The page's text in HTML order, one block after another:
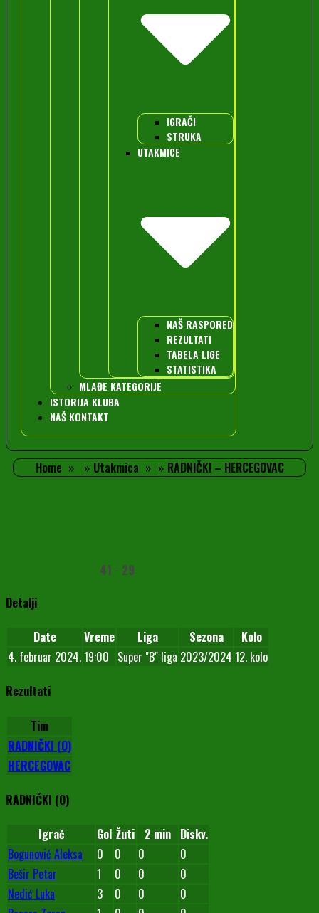
IGRAČI
STRUKA
UTAKMICE
NAŠ RASPORED
REZULTATI
TABELA LIGE
STATISTIKA
MLAĐE KATEGORIJE
ISTORIJA KLUBA
NAŠ KONTAKT
Home Utakmica RADNIČKI – HERCEGOVAC
41 - 29
Detalji
Date Vreme Liga Sezona
Kolo
4. februar 2024.19:00 Super "B" liga 2023/2024 12. kolo
Rezultati
Tim
RADNIČKI (O)
HERCEGOVAC
RADNIČKI (O)
Igrač Gol Žuti 2 min Diskv.
Bogunović Aleksa
0 0 0
0
Bešir Petar
1 0 0
0
Nedić Luka
3 0 0
0